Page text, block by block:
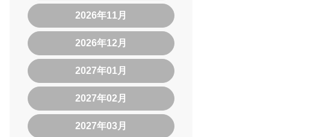
2026年11月
2026年12月
2027年01月
2027年02月
2027年03月